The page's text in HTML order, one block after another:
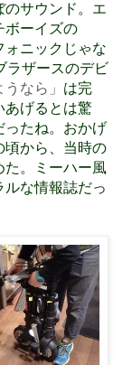
のサウンド。エ
ボーイズの
ォニックじゃな
ラザースのデビ
なら」 は完
あげるとは驚
ったね。おかげ
頃から、当時の
た。ミーハー風
な情報誌だっ